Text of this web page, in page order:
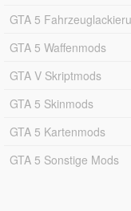
GTA 5
GTA 5 Waffenmods
GTA V Skriptmods
GTA 5 Skinmods
GTA 5 Kartenmods
GTA 5 Sonstige Mods